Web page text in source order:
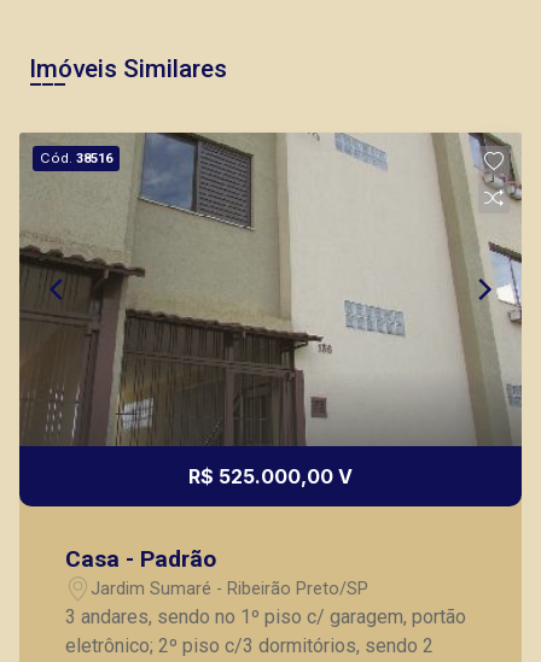
Imóveis Similares
Cód.38516
R$ 525.000,00 V
Casa - Padrão
Jardim Sumaré - Ribeirão Preto/SP
3 andares, sendo no 1º piso c/ garagem, portão
eletrônico; 2º piso c/3 dormitórios, sendo 2